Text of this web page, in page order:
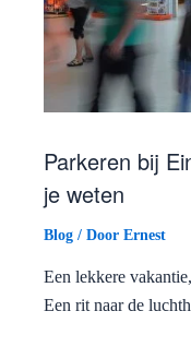
Parkeren bij
je weten
Blog / Door Ernest
Een lekkere
Een rit naar de